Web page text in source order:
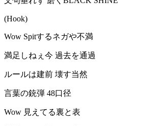
(Hook)
Wow Spitするネガや不満
満足しねぇ今 過去を通過
ルールは建前 壊す当然
言葉の銃弾 48口径
Wow 見えてる裏と表